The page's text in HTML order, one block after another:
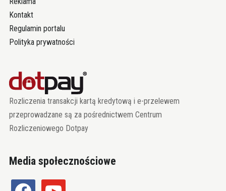
Kontakt
Regulamin portalu
Polityka prywatności
Rozliczenia transakcji kartą kredytową i e-przelewem
przeprowadzane są za pośrednictwem Centrum
Rozliczeniowego Dotpay
Media społecznościowe
facebook youtube